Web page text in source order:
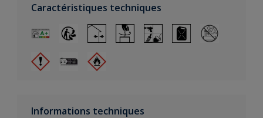
Caractéristiques techniques
Informations techniques